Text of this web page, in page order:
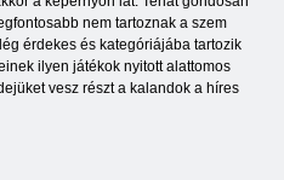
nem tartoznak a szem
érdekes és kategóriájába tartozik
ilyen játékok nyitott alattomos
vesz részt a kalandok a híres